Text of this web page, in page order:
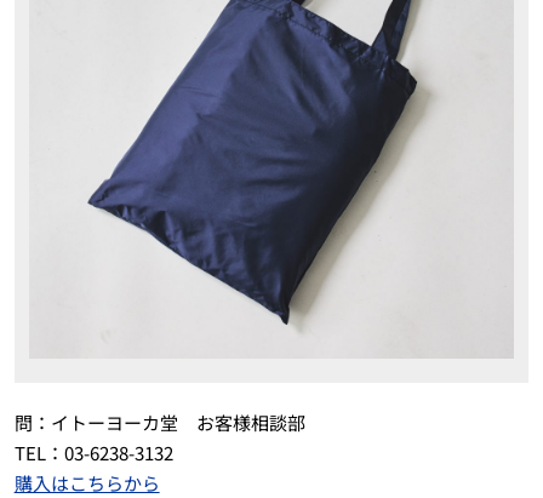
問：イトーヨーカ堂 お客様相談部
TEL：03-6238-3132
購入はこちらから